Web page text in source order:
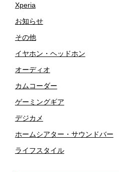
Xperia
お知らせ
その他
イヤホン・ヘッドホン
オーディオ
カムコーダー
ゲーミングギア
デジカメ
ホームシアター・サウンドバー
ライフスタイル